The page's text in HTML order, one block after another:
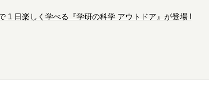
1 日楽しく学べる『学研の科学 アウトドア』が登場 !